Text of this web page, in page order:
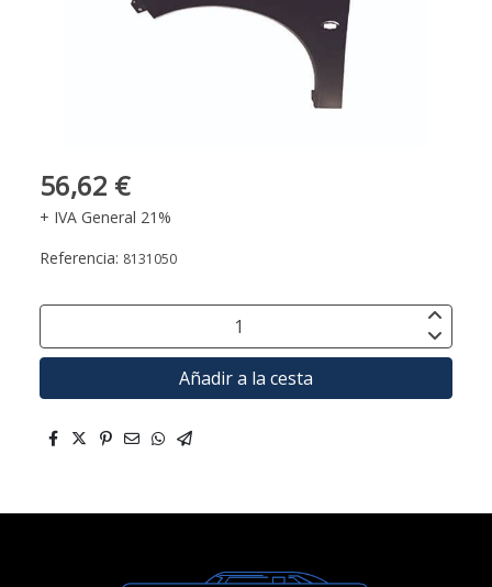
56,62 €
+ IVA General 21%
Referencia: 8131050
Añadir a la cesta